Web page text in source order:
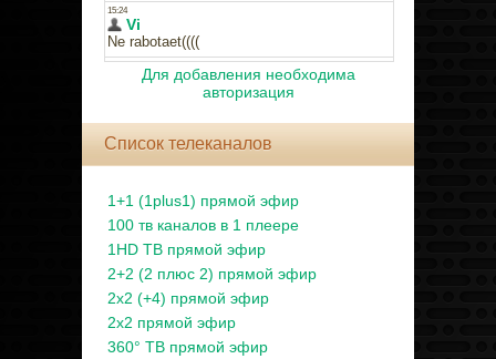
Для добавления необходима
авторизация
Список телеканалов
1+1 (1plus1) прямой эфир
100 тв каналов в 1 плеере
1HD ТВ прямой эфир
2+2 (2 плюс 2) прямой эфир
2x2 (+4) прямой эфир
2x2 прямой эфир
360° ТВ прямой эфир